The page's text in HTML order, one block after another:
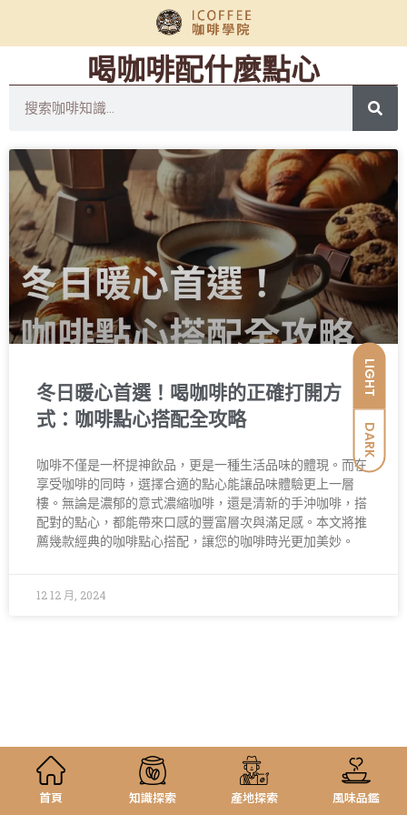
LIGHT
DARK
喝咖啡配什麼點心
冬日暖心首選！喝咖啡的正確打開方
式：咖啡點心搭配全攻略
咖啡不僅是一杯提神飲品，更是一種生活品味的體現。而在
享受咖啡的同時，選擇合適的點心能讓品味體驗更上一層
樓。無論是濃郁的意式濃縮咖啡，還是清新的手沖咖啡，搭
配對的點心，都能帶來口感的豐富層次與滿足感。本文將推
薦幾款經典的咖啡點心搭配，讓您的咖啡時光更加美妙。
12 12 月, 2024
首頁 知識探索 產地探索 風味品鑑